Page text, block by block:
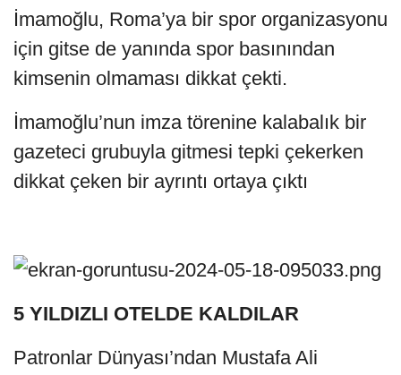
İmamoğlu, Roma’ya bir spor organizasyonu
için gitse de yanında spor basınından
kimsenin olmaması dikkat çekti.
İmamoğlu’nun imza törenine kalabalık bir
gazeteci grubuyla gitmesi tepki çekerken
dikkat çeken bir ayrıntı ortaya çıktı
5 YILDIZLI OTELDE KALDILAR
Patronlar Dünyası’ndan Mustafa Ali